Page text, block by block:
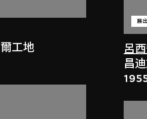
工地
呂
展
昌